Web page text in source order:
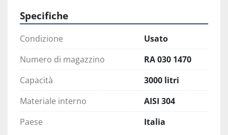
Specifiche
Condizione
Usato
Numero di magazzino
RA 030 1470
Capacità
3000 litri
Materiale interno
AISI 304
Paese
Italia